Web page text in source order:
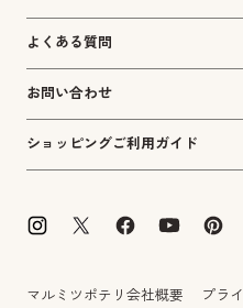
よくある質問
お問い合わせ
ショッピングご利用ガイド
マルミツポテリ会社概要
プラ